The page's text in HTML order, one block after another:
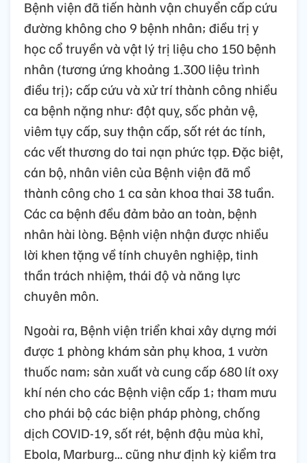
Bệnh viện đã tiến hành vận chuyển cấp cứu
đường không cho 9 bệnh nhân; điều trị y
học cổ truyền và vật lý trị liệu cho 150 bệnh
nhân (tương ứng khoảng 1.300 liệu trình
điều trị); cấp cứu và xử trí thành công nhiều
ca bệnh nặng như: đột quỵ, sốc phản vệ,
viêm tụy cấp, suy thận cấp, sốt rét ác tính,
các vết thương do tai nạn phức tạp. Đặc biệt,
cán bộ, nhân viên của Bệnh viện đã mổ
thành công cho 1 ca sản khoa thai 38 tuần.
Các ca bệnh đều đảm bảo an toàn, bệnh
nhân hài lòng. Bệnh viện nhận được nhiều
lời khen tặng về tính chuyên nghiệp, tinh
thần trách nhiệm, thái độ và năng lực
chuyên môn.
Ngoài ra, Bệnh viện triển khai xây dựng mới
được 1 phòng khám sản phụ khoa, 1 vườn
thuốc nam; sản xuất và cung cấp 680 lít oxy
khí nén cho các Bệnh viện cấp 1; tham mưu
cho phái bộ các biện pháp phòng, chống
dịch COVID-19, sốt rét, bệnh đậu mùa khỉ,
Ebola, Marburg... cũng như định kỳ kiểm tra